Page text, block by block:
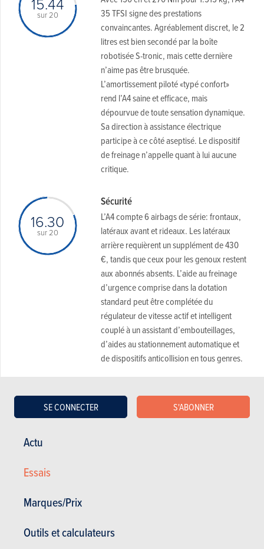
Actu
Essais
Marques/Prix
Outils et calculateurs
SE CONNECTER S'ABONNER
sur 20
35 TFSI signe des prestations
convaincantes. Agréablement discret, le 2
litres est bien secondé par la boîte
robotisée S-tronic, mais cette dernière
n’aime pas être brusquée.
L’amortissement piloté «typé confort»
rend l’A4 saine et efficace, mais
dépourvue de toute sensation dynamique.
Sa direction à assistance électrique
participe à ce côté aseptisé. Le dispositif
de freinage n’appelle quant à lui aucune
critique.
16.30
sur 20
Sécurité
L’A4 compte 6 airbags de série: frontaux,
latéraux avant et rideaux. Les latéraux
arrière requièrent un supplément de 430
€, tandis que ceux pour les genoux restent
aux abonnés absents. L’aide au freinage
d’urgence comprise dans la dotation
standard peut être complétée du
régulateur de vitesse actif et intelligent
couplé à un assistant d’embouteillages,
d’aides au stationnement automatique et
de dispositifs anticollision en tous genres.
15.80
sur 20
L’habitacle brille par sa finition
remarquable, tant dans le choix des
du fait de l’imposant tunnel central destiné